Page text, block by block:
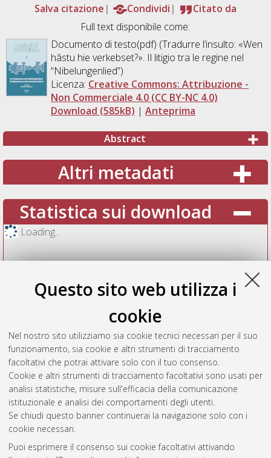
Questo sito web utilizza i
cookie
Nel nostro sito utilizziamo sia cookie tecnici necessari per il suo
funzionamento, sia cookie e altri strumenti di tracciamento
facoltativi che potrai attivare solo con il tuo consenso.
Cookie e altri strumenti di tracciamento facoltativi sono usati per
analisi statistiche, misure sull'efficacia della comunicazione
istituzionale e analisi dei comportamenti degli utenti.
Se chiudi questo banner continuerai la navigazione solo con i
cookie necessari.
Puoi esprimere il consenso sui cookie facoltativi attivando
Salva citazione
Condividi
Citato da
Full text disponibile come:
Documento di testo(pdf) (Tradurre l’insulto: «Wen
hâstu hie verkebset?». Il litigio tra le regine nel
“Nibelungenlied”)
Licenza: Creative Commons: Attribuzione -
Non Commerciale 4.0 (CC BY-NC 4.0)
Download (585kB) | Anteprima
Abstract
Altri metadati
Statistica sui download
Loading...
Vedi altre statistiche
Gestione del documento:
AMS Acta